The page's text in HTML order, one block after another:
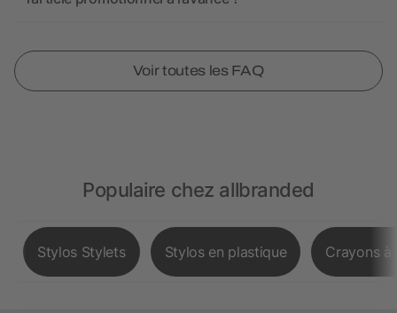
Voir toutes les FAQ
Populaire chez allbranded
Stylos Stylets Stylos en plastique Crayons à